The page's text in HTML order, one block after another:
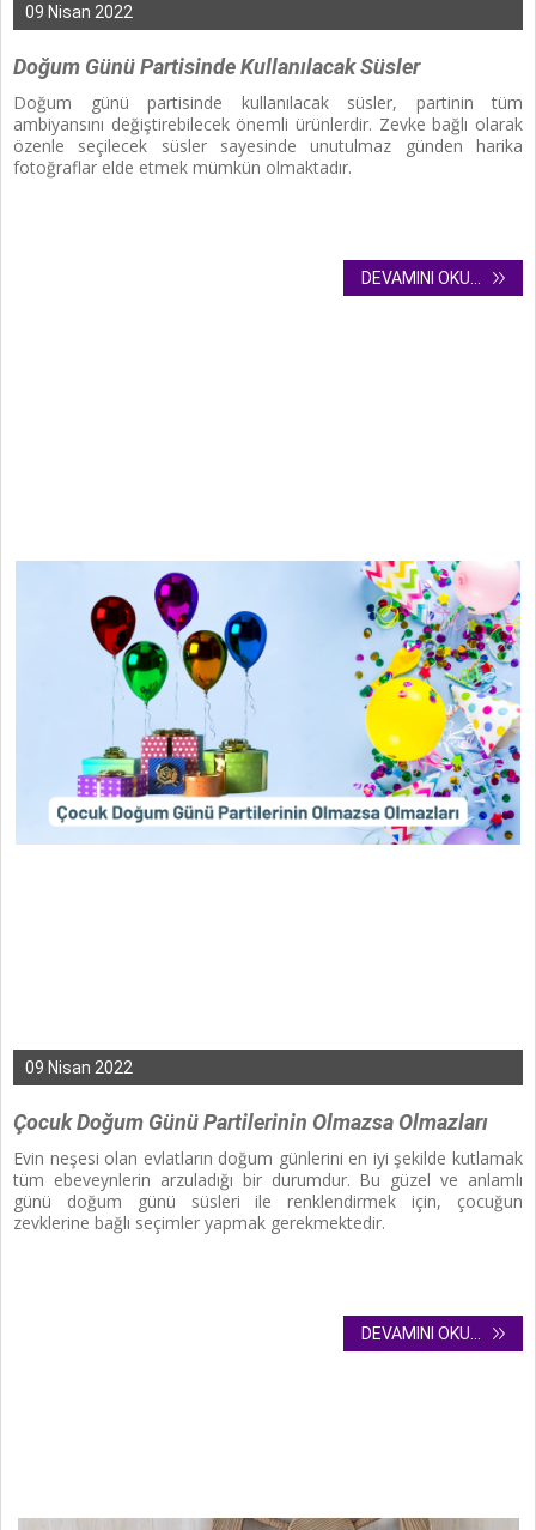
09 Nisan 2022
Doğum Günü Partisinde Kullanılacak Süsler
Doğum günü partisinde kullanılacak süsler,
partinin tüm
ambiyansını değiştirebilecek önemli ürünlerdir. Zevke bağlı olarak
özenle seçilecek süsler sayesinde unutulmaz günden harika
fotoğraflar elde etmek mümkün olmaktadır.
DEVAMINI OKU...
09 Nisan 2022
Çocuk Doğum Günü Partilerinin Olmazsa Olmazları
Evin neşesi olan evlatların doğum günlerini en iyi şekilde kutlamak
tüm ebeveynlerin arzuladığı bir durumdur. Bu güzel ve anlamlı
günü doğum günü süsleri ile renklendirmek için, çocuğun
zevklerine bağlı seçimler yapmak gerekmektedir.
DEVAMINI OKU...